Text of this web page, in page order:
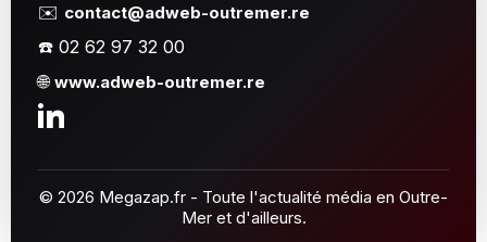
✉️ contact@adweb-outremer.re
☎️ 02 62 97 32 00
🌐www.adweb-outremer.re
© 2026 Megazap.fr - Toute l'actualité média en Outre-
Mer et d'ailleurs.